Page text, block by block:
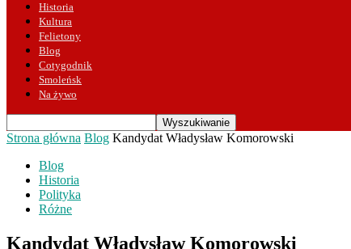
Historia
Kultura
Felietony
Blog
Cotygodnik
Smoleńsk
Na żywo
Strona główna Blog Kandydat Władysław Komorowski
Blog
Historia
Polityka
Różne
Kandydat Władysław Komorowski